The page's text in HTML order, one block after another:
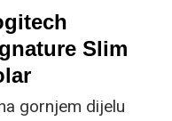
svakom
ustupke možete
uštedjeti pri
Slim
gornjem dijelu